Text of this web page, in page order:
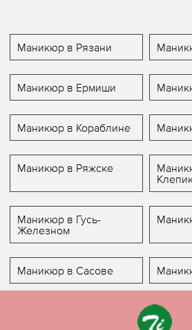
Маникюр в Рязани
Маникюр в Ермиши
Маникюр в Кораблине
Маникюр в Ряжске
Маникюр в Гусь-
Железном
Маникюр в Сасове